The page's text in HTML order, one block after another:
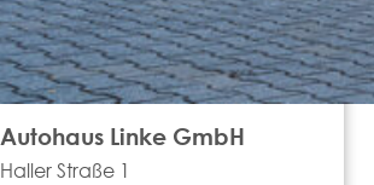
Autohaus Linke GmbH
Haller Straße 1